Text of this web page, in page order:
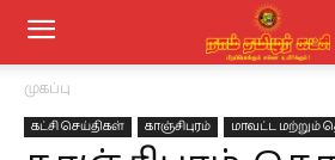
முகப்பு
கட்சி செய்திகள் காஞ்சிபுரம் மாவட்ட மற்றும்